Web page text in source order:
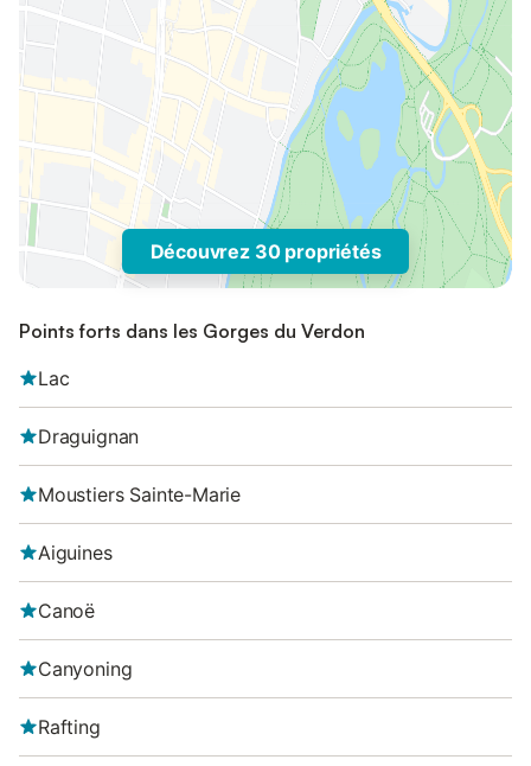
Découvrez 30 propriétés
Points forts dans les Gorges du Verdon
Lac
Draguignan
Moustiers Sainte-Marie
Aiguines
Canoë
Canyoning
Rafting